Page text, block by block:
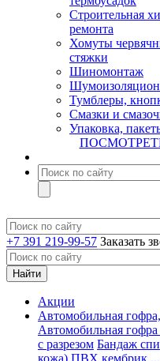
Строительная
ремонта
Хомуты
стяжки
Шиномонтаж
Тумблеры,
Смазки и
Упаковка,
+7 391 219-99-57 Заказать
Акции
Автомобильная
Автомобильная гофра
с разрезом Бандаж
кожа) ПВХ кембрик